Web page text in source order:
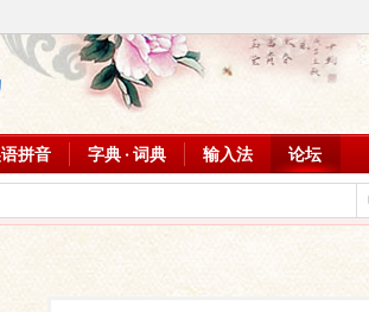
拼音 字典 · 词典 输入法 论坛